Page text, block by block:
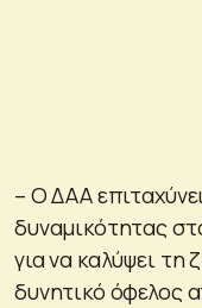
– Ο ΔΑΑ
δυναμικότητας
για να καλύψει τη
δυνητικό όφελος